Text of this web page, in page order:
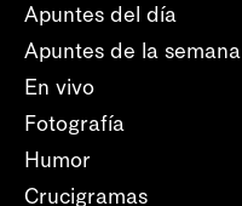
Apuntes del día
Apuntes de la semana
En vivo
Fotografía
Humor
Crucigramas